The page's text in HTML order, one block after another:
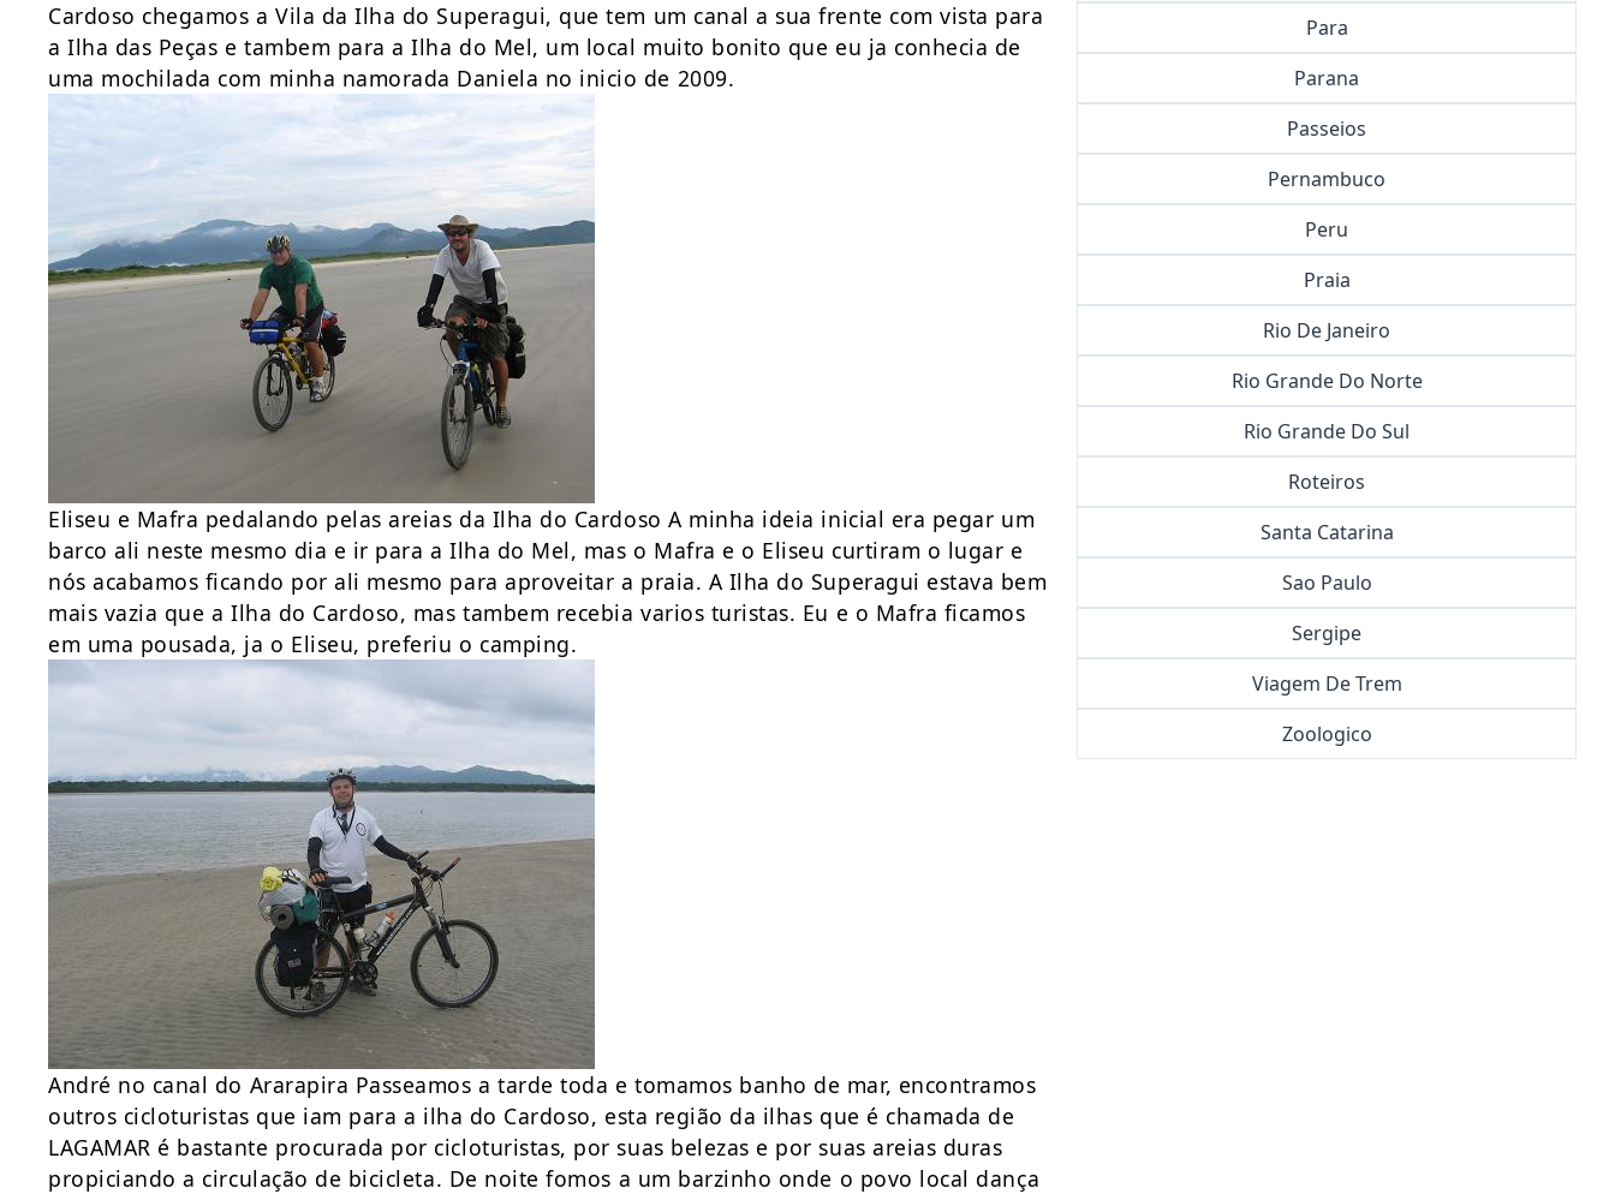
Cardoso chegamos a Vila da Ilha do Superagui, que tem um canal a sua frente com vista para
a Ilha das Peças e tambem para a Ilha do Mel, um local muito bonito que eu ja conhecia de
uma mochilada com minha namorada Daniela no inicio de 2009.
Eliseu e Mafra pedalando pelas areias da Ilha do Cardoso A minha ideia inicial era pegar um
barco ali neste mesmo dia e ir para a Ilha do Mel, mas o Mafra e o Eliseu curtiram o lugar e
nós acabamos ficando por ali mesmo para aproveitar a praia. A Ilha do Superagui estava bem
mais vazia que a Ilha do Cardoso, mas tambem recebia varios turistas. Eu e o Mafra ficamos
em uma pousada, ja o Eliseu, preferiu o camping.
André no canal do Ararapira Passeamos a tarde toda e tomamos banho de mar, encontramos
outros cicloturistas que iam para a ilha do Cardoso, esta região da ilhas que é chamada de
LAGAMAR é bastante procurada por cicloturistas, por suas belezas e por suas areias duras
propiciando a circulação de bicicleta. De noite fomos a um barzinho onde o povo local dança
Para
Parana
Passeios
Pernambuco
Peru
Praia
Rio De Janeiro
Rio Grande Do Norte
Rio Grande Do Sul
Roteiros
Santa Catarina
Sao Paulo
Sergipe
Viagem De Trem
Zoologico